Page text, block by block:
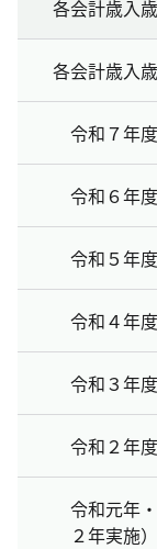
各会計歳入
各会計歳入
令和７年
令和６年
令和５年
令和４年
令和３年
令和２年
令和元年
２年実施）